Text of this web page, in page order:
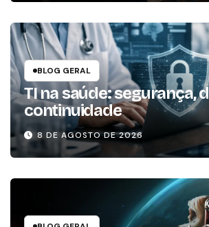
BLOG GERAL
TI na saúde: segurança,
continuidade
8 DE AGOSTO DE 2026